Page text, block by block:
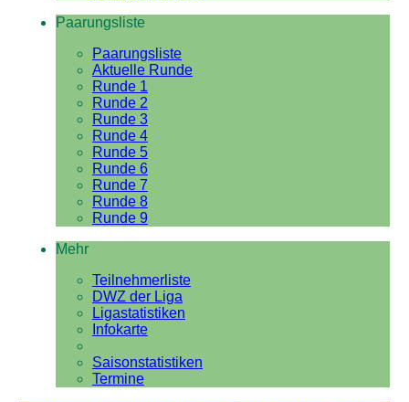
Paarungsliste
Paarungsliste
Aktuelle Runde
Runde 1
Runde 2
Runde 3
Runde 4
Runde 5
Runde 6
Runde 7
Runde 8
Runde 9
Mehr
Teilnehmerliste
DWZ der Liga
Ligastatistiken
Infokarte
Saisonstatistiken
Termine